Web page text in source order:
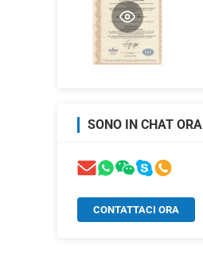
SONO IN CHAT ORA
CONTATTACI ORA